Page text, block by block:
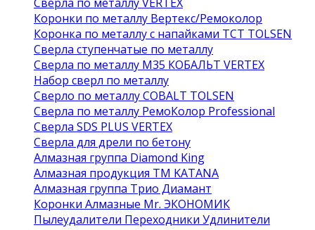
Коронки по металлу Вертекс/Ремоколор
Коронка по металлу с напайками TCT TOLSEN
Сверла ступенчатые по металлу
Сверла по металлу М35 КОБАЛЬТ VERTEX
Набор сверл по металлу
Сверло по металлу COBALT TOLSEN
Сверла по металлу РемоКолор Professional
Сверла SDS PLUS VERTEX
Сверла для дрели по бетону
Алмазная группа Diamond King
Алмазная продукция ТМ KATANA
Алмазная группа Трио Диамант
Коронки Алмазные Mr. ЭКОНОМИК
Пылеудалители Переходники Удлинители